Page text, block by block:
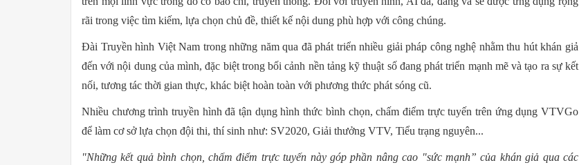
rãi trong việc tìm kiếm, lựa chọn chủ đề, thiết kế nội dung phù hợp với công chúng.
Đài Truyền hình Việt Nam trong những năm qua đã phát triển nhiều giải pháp công nghệ nhằm thu hút khán giả
đến với nội dung của mình, đặc biệt trong bối cảnh nền tảng kỹ thuật số đang phát triển mạnh mẽ và tạo ra sự kết
nối, tương tác thời gian thực, khác biệt hoàn toàn với phương thức phát sóng cũ.
Nhiều chương trình truyền hình đã tận dụng hình thức bình chọn, chấm điểm trực tuyến trên ứng dụng VTVGo
để làm cơ sở lựa chọn đội thi, thí sinh như: SV2020, Giải thưởng VTV, Tiểu trạng nguyên...
"Những kết quả bình chọn, chấm điểm trực tuyến này góp phần nâng cao "sức mạnh” của khán giả qua các